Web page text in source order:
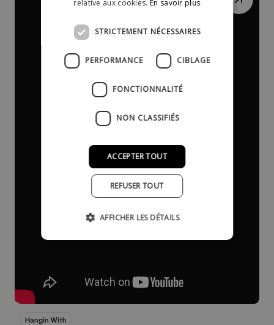
Schau jetzt
Hangin With
relative aux cookies. En savoir plus
STRICTEMENT NÉCESSAIRES
PERFORMANCE CIBLAGE
FONCTIONNALITÉ
NON CLASSIFIÉS
ACCEPTER TOUT
REFUSER TOUT
AFFICHER LES DÉTAILS